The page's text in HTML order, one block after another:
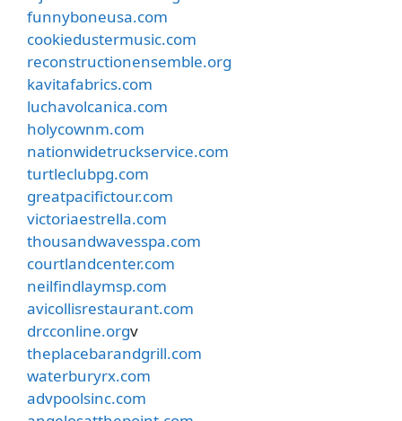
funnyboneusa.com
cookiedustermusic.com
reconstructionensemble.org
kavitafabrics.com
luchavolcanica.com
holycownm.com
nationwidetruckservice.com
turtleclubpg.com
greatpacifictour.com
victoriaestrella.com
thousandwavesspa.com
courtlandcenter.com
neilfindlaymsp.com
avicollisrestaurant.com
drcconline.orgv
theplacebarandgrill.com
waterburyrx.com
advpoolsinc.com